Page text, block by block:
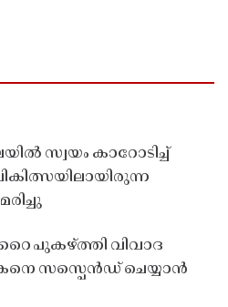
സ്വയം കാറോടിച്ച്
പുകഴ്ത്തി വിവാദ
സസ്പെൻഡ് ചെയ്യാൻ